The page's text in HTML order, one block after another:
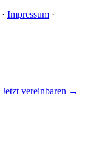
· Impressum ·
Jetzt vereinbaren →